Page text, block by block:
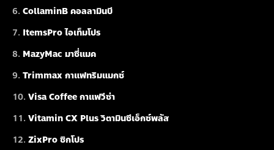
CollaminB คอลลามินบี
ItemsPro ไอเท็มโปร
MazyMac มาซี่แมค
Trimmax กาแฟทริมแมกซ์
Visa Coffee กาแฟวีซ่า
Vitamin CX Plus วิตามินซีเอ็กซ์พลัส
ZixPro ซิกโปร